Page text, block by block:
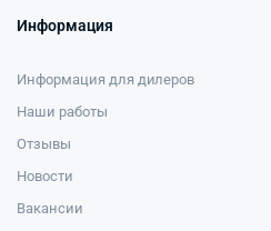
Информация
Информация для дилеров
Наши работы
Отзывы
Новости
Вакансии